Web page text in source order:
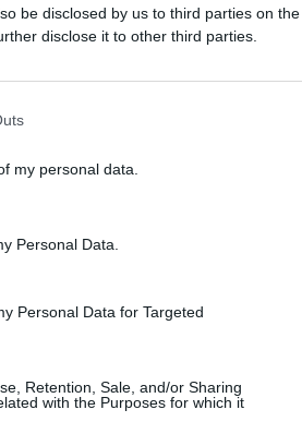
be disclosed by us to third parties on the
disclose it to other third parties.
my personal data.
Personal Data.
Personal Data for Targeted
Retention, Sale, and/or Sharing
with the Purposes for which it
με Metallica στο
να παρουσιάσει μέσω TikTok την
για…